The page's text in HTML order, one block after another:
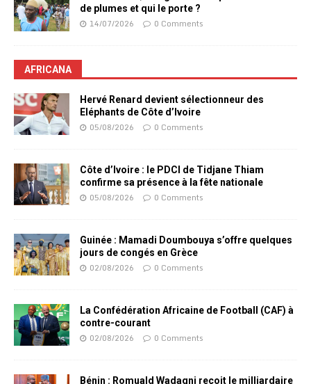
de plumes et qui le porte ?
14/07/2026 0 Comments
AFRICANA
Hervé Renard devient sélectionneur des
Eléphants de Côte d’Ivoire
05/08/2026 0 Comments
Côte d’Ivoire : le PDCI de Tidjane Thiam
confirme sa présence à la fête nationale
05/08/2026 0 Comments
Guinée : Mamadi Doumbouya s’offre quelques
jours de congés en Grèce
02/08/2026 0 Comments
La Confédération Africaine de Football (CAF) à
contre-courant
02/08/2026 0 Comments
Bénin : Romuald Wadagni reçoit le milliardaire